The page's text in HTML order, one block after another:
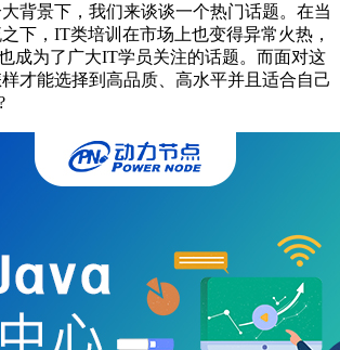
背景下，我们来谈谈一个热门话题。在当
下，IT类培训在市场上也变得异常火热，
成为了广大IT学员关注的话题。而面对这
才能选择到高品质、高水平并且适合自己